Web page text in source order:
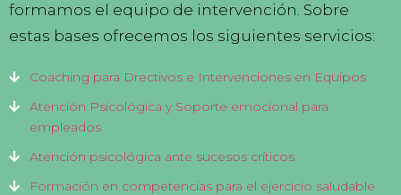
formamos el equipo de intervención. Sobre
estas bases ofrecemos los siguientes servicios:
Coaching para Drectivos e Intervenciones en Equipos
Atención Psicológica y Soporte emocional para
empleados
Atención psicológica ante sucesos críticos
Formación en competencias para el ejercicio saludable